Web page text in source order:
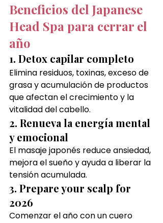
Beneficios del Japanese
Head Spa para cerrar el
año
1. Detox capilar completo
Elimina residuos, toxinas, exceso de
grasa y acumulación de productos
que afectan el crecimiento y la
vitalidad del cabello.
2. Renueva la energía mental
y emocional
El masaje japonés reduce ansiedad,
mejora el sueño y ayuda a liberar la
tensión acumulada.
3. Prepare your scalp for
2026
Comenzar el año con un cuero